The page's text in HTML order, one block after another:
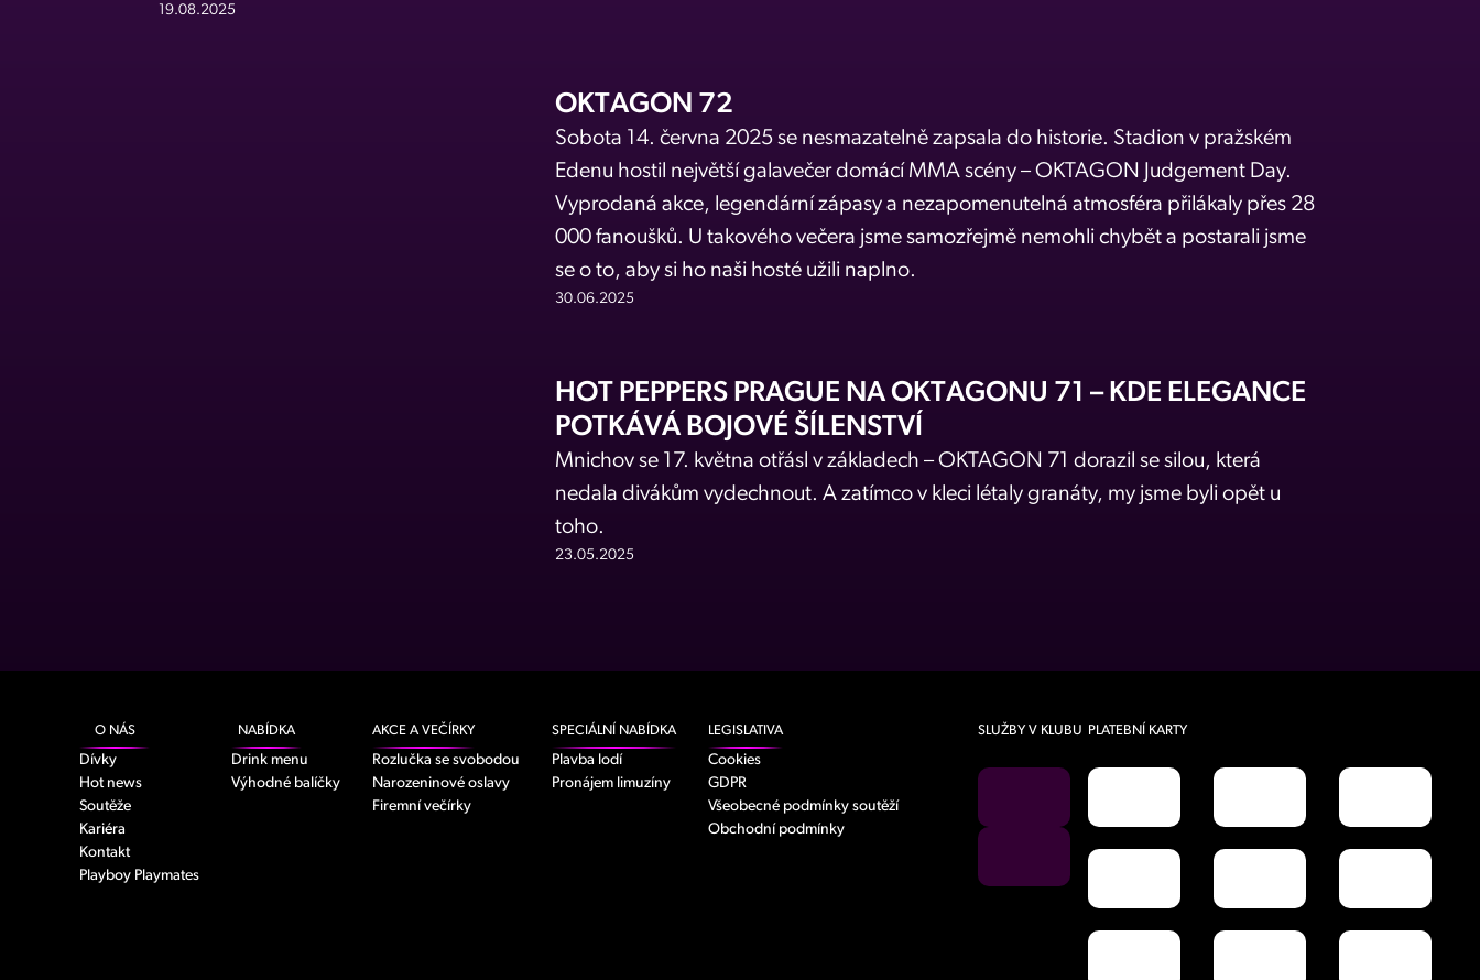
19.08.2025
OKTAGON 72
Sobota 14. června 2025 se nesmazatelně zapsala do historie. Stadion v pražském
Edenu hostil největší galavečer domácí MMA scény – OKTAGON Judgement Day.
Vyprodaná akce, legendární zápasy a nezapomenutelná atmosféra přilákaly přes 28
000 fanoušků. U takového večera jsme samozřejmě nemohli chybět a postarali jsme
se o to, aby si ho naši hosté užili naplno.
30.06.2025
HOT PEPPERS PRAGUE NA OKTAGONU 71 – KDE ELEGANCE
POTKÁVÁ BOJOVÉ ŠÍLENSTVÍ
Mnichov se 17. května otřásl v základech – OKTAGON 71 dorazil se silou, která
nedala divákům vydechnout. A zatímco v kleci létaly granáty, my jsme byli opět u
toho.
23.05.2025
O NÁS
Dívky
Hot news
Soutěže
Kariéra
Kontakt
Playboy Playmates
NABÍDKA
Drink menu
Výhodné balíčky
AKCE A VEČÍRKY
Rozlučka se svobodou
Narozeninové oslavy
Firemní večírky
SPECIÁLNÍ NABÍDKA
Plavba lodí
Pronájem limuzíny
LEGISLATIVA
Cookies
GDPR
Všeobecné podmínky soutěží
Obchodní podmínky
SLUŽBY V KLUBU PLATEBNÍ KARTY